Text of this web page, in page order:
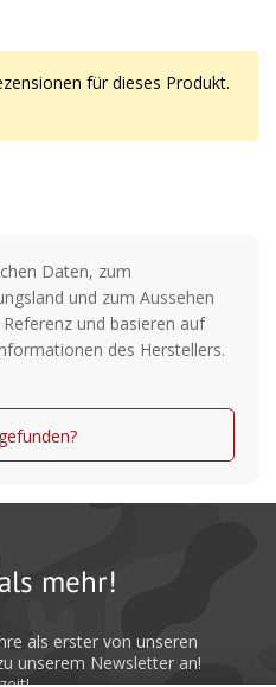
für dieses Produkt.
Daten, zum
und zum Aussehen
und basieren auf
des Herstellers.
mehr!
als erster von unseren
unserem Newsletter an!